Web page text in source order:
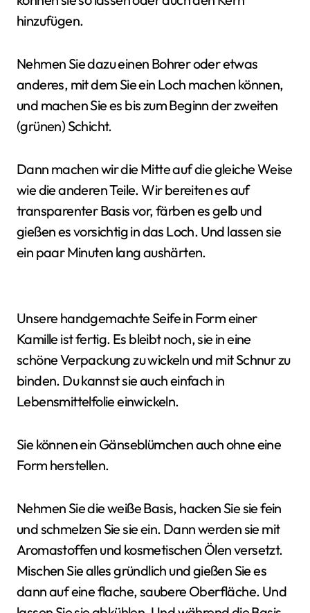
hinzufügen.
Nehmen Sie dazu einen Bohrer oder etwas
anderes, mit dem Sie ein Loch machen können,
und machen Sie es bis zum Beginn der zweiten
(grünen) Schicht.
Dann machen wir die Mitte auf die gleiche Weise
wie die anderen Teile. Wir bereiten es auf
transparenter Basis vor, färben es gelb und
gießen es vorsichtig in das Loch. Und lassen sie
ein paar Minuten lang aushärten.
Unsere handgemachte Seife in Form einer
Kamille ist fertig. Es bleibt noch, sie in eine
schöne Verpackung zu wickeln und mit Schnur zu
binden. Du kannst sie auch einfach in
Lebensmittelfolie einwickeln.
Sie können ein Gänseblümchen auch ohne eine
Form herstellen.
Nehmen Sie die weiße Basis, hacken Sie sie fein
und schmelzen Sie sie ein. Dann werden sie mit
Aromastoffen und kosmetischen Ölen versetzt.
Mischen Sie alles gründlich und gießen Sie es
dann auf eine flache, saubere Oberfläche. Und